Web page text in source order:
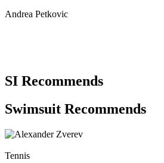
Andrea Petkovic
SI Recommends
Swimsuit Recommends
Tennis